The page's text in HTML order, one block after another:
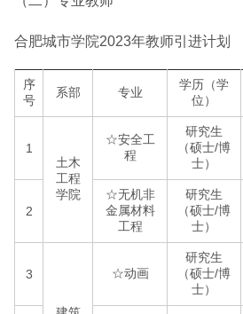
合肥城市学院2023年教师引进计划
序
号
系部 专业
学历（学
位）
1
土木
工程
学院
☆安全工
程
研究生
（硕士/博
士）
2
☆无机非
金属材料
工程
研究生
（硕士/博
士）
3 ☆动画
研究生
（硕士/博
士）